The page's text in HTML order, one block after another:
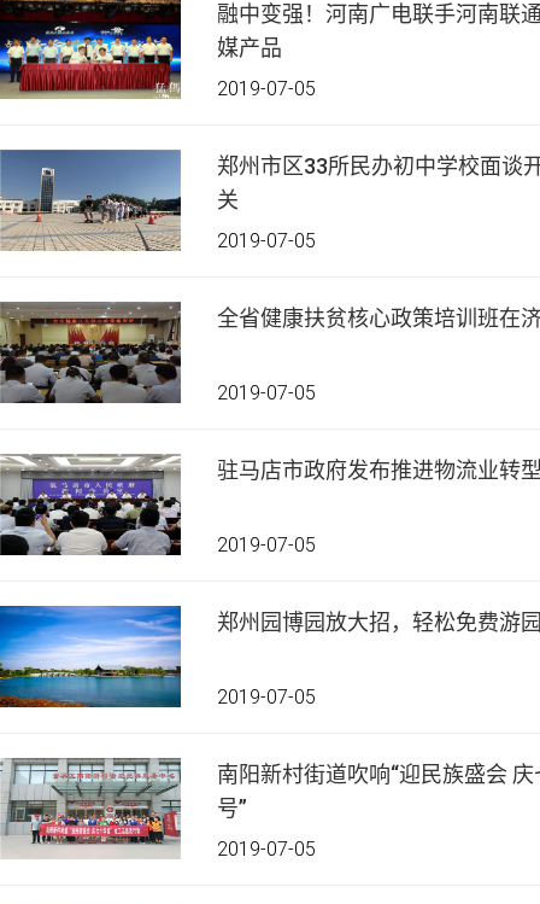
融中变强！河南广电联手河南联
媒产品
2019-07-05
郑州市区33所民办初中学校面谈
关
2019-07-05
全省健康扶贫核心政策培训班在
2019-07-05
驻马店市政府发布推进物流业转
2019-07-05
郑州园博园放大招，轻松免费游
2019-07-05
南阳新村街道吹响“迎民族盛会
号”
2019-07-05